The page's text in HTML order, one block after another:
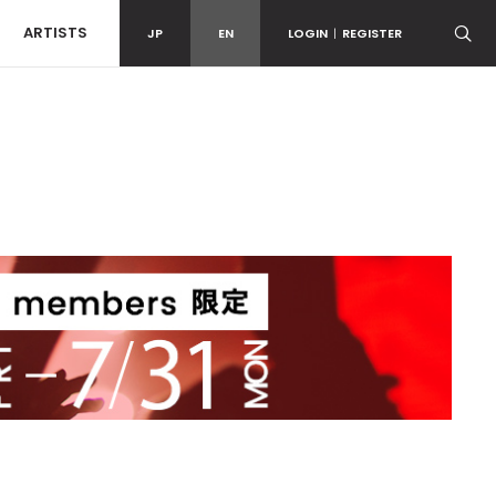
ARTISTS JP EN LOGIN | REGISTER